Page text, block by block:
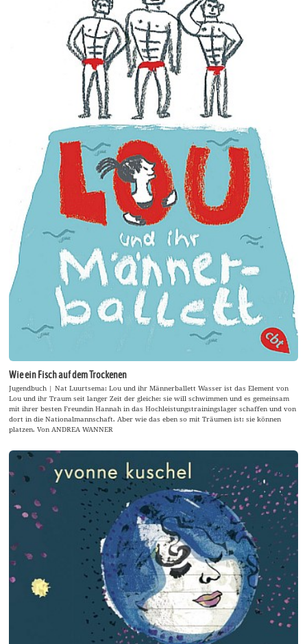
Wie ein Fisch auf dem Trockenen
Jugendbuch | Nat Luurtsema: Lou und ihr Männerballett Wasser ist das Element von
Lou und ihr Traum seit langer Zeit der gleiche: sie will schwimmen und es gemeinsam
mit ihrer besten Freundin Hannah in das Hochleistungstrainingslager schaffen und von
dort in die Nationalmannschaft. Aber wie das eben so mit Träumen ist: sie können
platzen. Von ANDREA WANNER